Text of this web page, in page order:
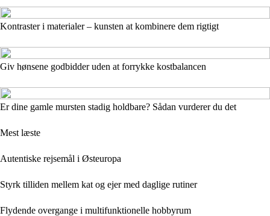
Kontraster i materialer – kunsten at kombinere dem rigtigt
Giv hønsene godbidder uden at forrykke kostbalancen
Er dine gamle mursten stadig holdbare? Sådan vurderer du det
Mest læste
Autentiske rejsemål i Østeuropa
Styrk tilliden mellem kat og ejer med daglige rutiner
Flydende overgange i multifunktionelle hobbyrum